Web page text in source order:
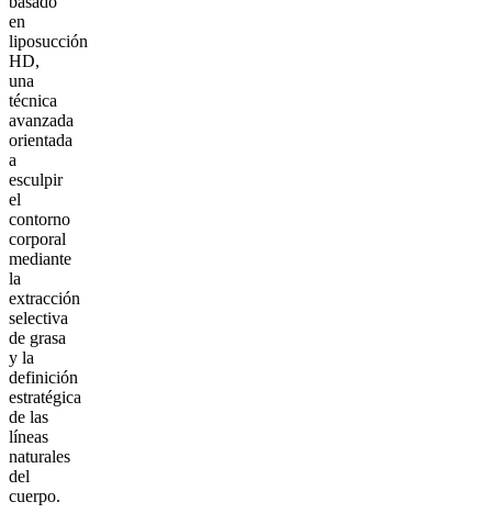
en
liposucción
HD,
una
técnica
avanzada
orientada
a
esculpir
el
contorno
corporal
mediante
la
extracción
selectiva
de grasa
y la
definición
estratégica
de las
líneas
naturales
del
cuerpo.